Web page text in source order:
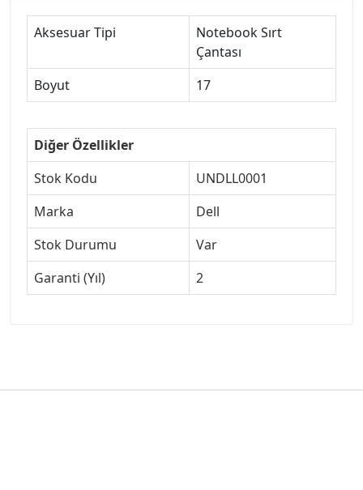
Aksesuar Tipi
Notebook Sırt
Çantası
Boyut
17
Diğer Özellikler
Stok Kodu
UNDLL0001
Marka
Dell
Stok Durumu
Var
Garanti (Yıl)
2